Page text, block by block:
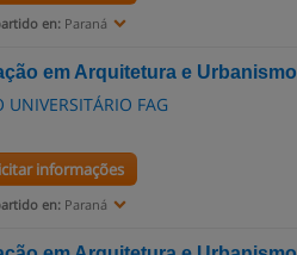
en: Paraná
em Arquitetura e Urbanismo
UNIVERSITÁRIO FAG
en: Paraná
informações